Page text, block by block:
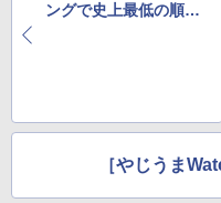
ングで史上最低の順位
［やじうま